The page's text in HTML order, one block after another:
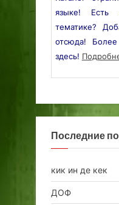
языке! Есть
тематике?
отсюда!
здесь!
Последние
кик ин де кек
ДОФ